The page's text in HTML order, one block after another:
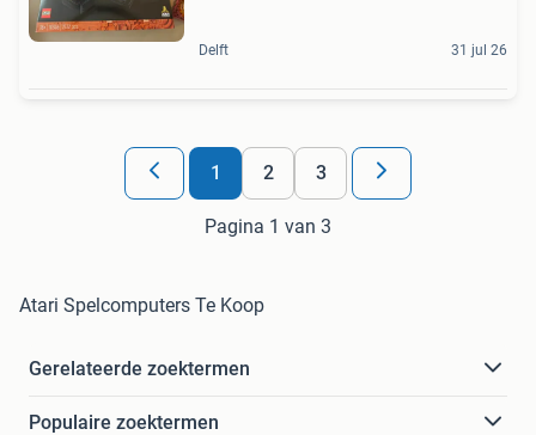
Delft 31 jul 26
1 2 3
Pagina 1 van 3
Atari Spelcomputers Te Koop
Gerelateerde zoektermen
Populaire zoektermen